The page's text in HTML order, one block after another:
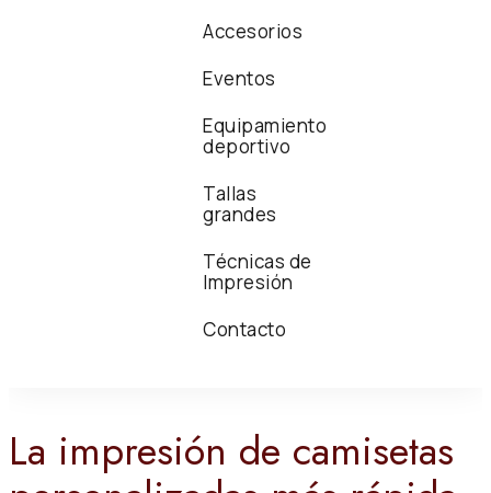
Accesorios
Eventos
Equipamiento
deportivo
Tallas
grandes
Técnicas de
Impresión
Contacto
La impresión de camisetas